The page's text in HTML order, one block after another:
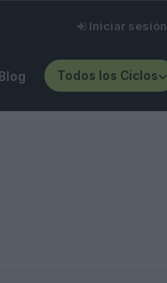
Iniciar sesión
Blog Todos los Ciclos